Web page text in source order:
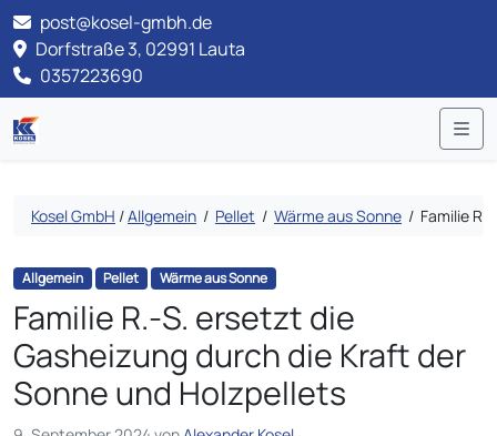
post@kosel-gmbh.de
Dorfstraße 3, 02991 Lauta
0357223690
Kosel GmbH /Allgemein / Pellet / Wärme aus Sonne / Familie
Allgemein Pellet Wärme aus Sonne
Familie R.-S. ersetzt die
Gasheizung durch die Kraft der
Sonne und Holzpellets